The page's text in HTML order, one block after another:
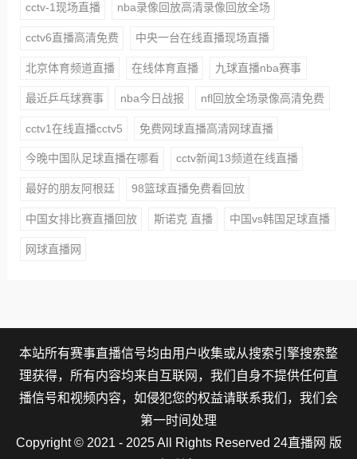
cctv-1现场直播 nba录像回放高清录像回放全场
cctv6直播高清免费 中央一台在线直播现场直播
北京体育频道直播 在线体育直播 九球直播nba赛事
最近乒乓球赛事 nba今日战报 nfl回放全场录像高清免费
cctv1在线直播cctv5 免费网球直播高清网球直播
今晚中国队足球直播在哪看 cctv新闻13频道在线直播
最好的朋友阿根廷 98篮球直播免费看回放
中国女排比赛直播回放 斯诺克 直播 中国vs韩国足球直播
网球直播网
本站所有赛事直播信号均由用户收集或从搜索引擎搜索整
理获得，所有内容均来自互联网，我们自身不提供任何直
播信号和视频内容，如侵犯您的权益请联系我们，我们会
第一时间处理
Copyright © 2021 - 2025 All Rights Reserved 24直播网 版